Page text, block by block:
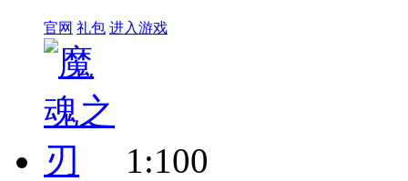
官网 礼包 进入游戏
1:100